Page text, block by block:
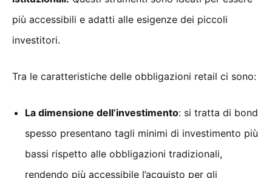
più accessibili e adatti alle esigenze dei piccoli
investitori.
Tra le caratteristiche delle obbligazioni retail ci sono:
La dimensione dell’investimento: si tratta di bond
spesso presentano tagli minimi di investimento più
bassi rispetto alle obbligazioni tradizionali,
rendendo più accessibile l’acquisto per gli